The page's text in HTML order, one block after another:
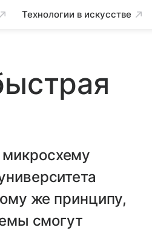
Технологии в искусстве
же принципу,
смогут